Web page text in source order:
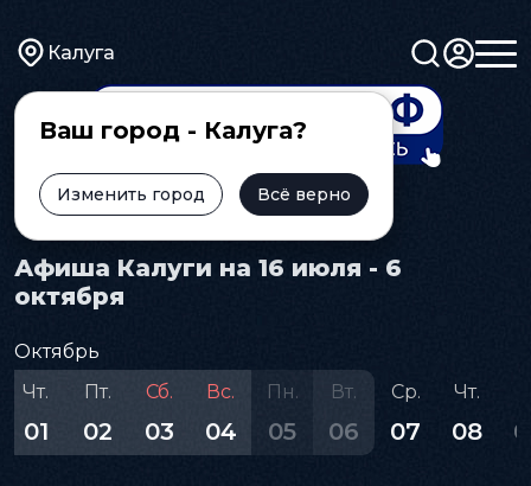
Калуга
Ваш город - Калуга?
Изменить город Всё верно
Главная Афиша
Афиша Калуги на 16 июля - 6
октября
Октябрь
Чт.
01
Пт.
02
Сб.
03
Вс.
04
Пн.
05
Вт.
06
Ср.
07
Чт.
08